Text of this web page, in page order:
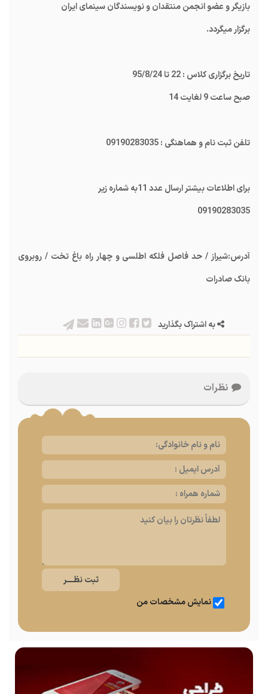
بازیگر و عضو انجمن منتقدان و نویسندگان سینمای ایران
برگزار میگردد.
تاریخ برگزاری کلاس : 22 تا 95/8/24
صبح ساعت 9 لغایت 14
تلفن ثبت نام و هماهنگی : 09190283035
برای اطلاعات بیشتر ارسال عدد 11به شماره زیر
09190283035
آدرس:شیراز / حد فاصل فلکه اطلسی و چهار راه باغ تخت / روبروی
بانک صادرات
به اشتراک بگذارید
نظرات
نمایش مشخصات من